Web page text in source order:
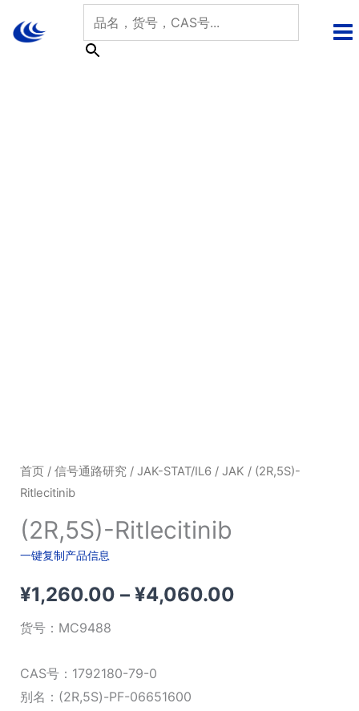
首页/ 信号通路研究/ JAK-STAT/IL6/ JAK / (2R,5S)-
Ritlecitinib
(2R,5S)-Ritlecitinib
一键复制产品信息
¥1,260.00 – ¥4,060.00价
货号： MC9488
CAS号：1792180-79-0
别名：(2R,5S)-PF-06651600